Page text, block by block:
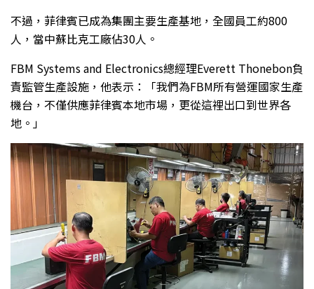
不過，菲律賓已成為集團主要生產基地，全國員工約800
人，當中蘇比克工廠佔30人。
FBM Systems and Electronics總經理Everett Thonebon負
責監管生產設施，他表示：「我們為FBM所有營運國家生產
機台，不僅供應菲律賓本地市場，更從這裡出口到世界各
地。」